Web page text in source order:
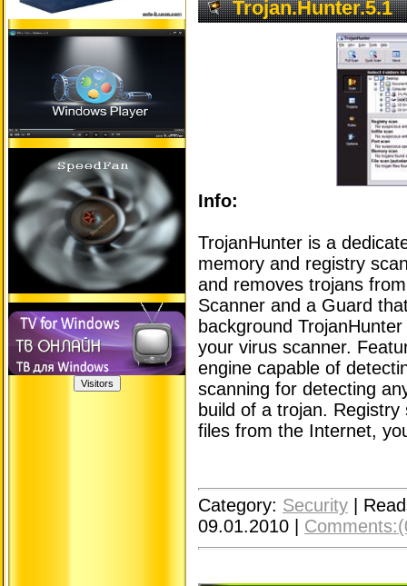
Trojan.Hunter.5.1
Info:
TrojanHunter is a
memory and registry
and removes trojans
Scanner and a Guard
background
your virus scanner.
engine capable of
scanning for detecting
build of a trojan.
files from the Internet,
Category: Security
09.01.2010